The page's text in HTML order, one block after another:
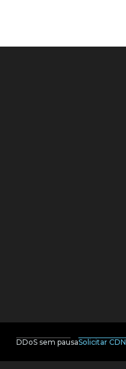
DDoS sem pausaSolicitar CDN